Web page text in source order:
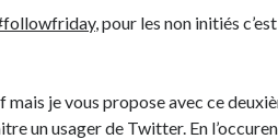
, pour les non initiés
je vous propose avec ce
un usager de Twitter. En